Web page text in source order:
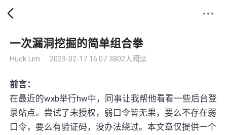
一次漏洞挖掘的简单组合拳
Huck Lim 2023-02-17 16:07 3802人阅读
前言：
在最近的wxb举行hw中，同事让我帮他看看一些后台登
录站点。尝试了未授权，弱口令皆无果，要么不存在弱
口令，要么有验证码，没办法绕过。本文章仅提供一个